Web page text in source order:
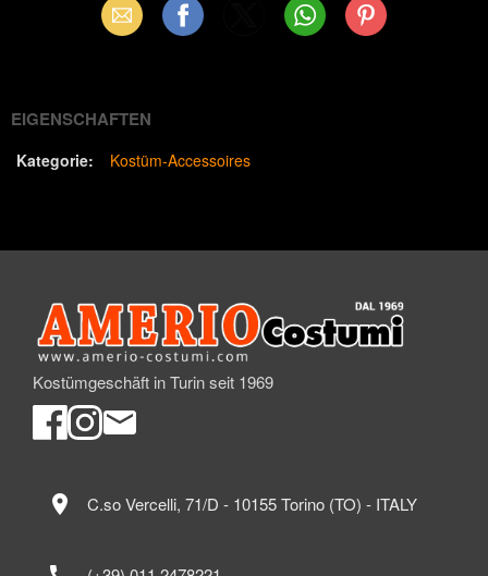
Email Facebook WhatsAppPinterest
EIGENSCHAFTEN
Kategorie: Kostüm-Accessoires
Kostümgeschäft in Turin seit 1969
location_on C.so Vercelli, 71/D - 10155 Torino (TO) - ITALY